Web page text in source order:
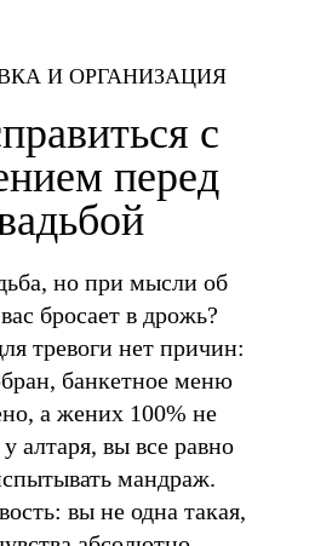
И ОРГАНИЗАЦИЯ
с
перед
но при мысли об
бросает в дрожь?
тревоги нет причин:
банкетное меню
а жених 100% не
алтаря, вы все равно
мандраж.
вы не одна такая,